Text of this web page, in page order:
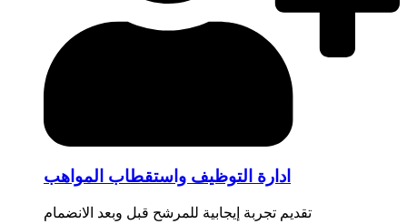
ادارة التوظيف واستقطاب المواهب
تقديم تجربة إيجابية للمرشح قبل وبعد الانضمام